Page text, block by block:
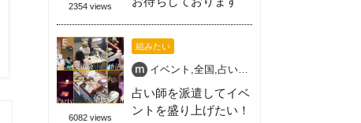
2354 views
6082 views
組みたい
イベント 全国 占い師
占い師を派遣してイベ
ントを盛り上げたい！